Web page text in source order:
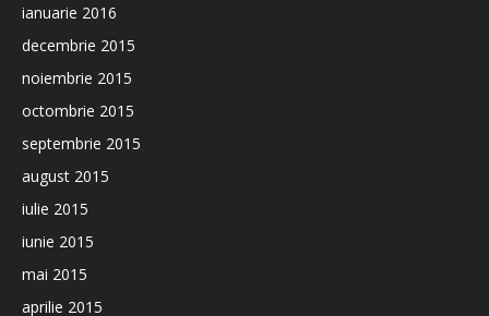
ianuarie 2016
decembrie 2015
noiembrie 2015
octombrie 2015
septembrie 2015
august 2015
iulie 2015
iunie 2015
mai 2015
aprilie 2015